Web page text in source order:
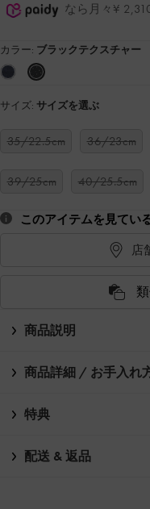
なら月々¥
カラー: ブラックテクスチャー
サイズ: サイズを選ぶ
35/22.5cm 36/23cm
39/25cm 40/25.5cm
このアイテムを見てい
店
商品説明
商品詳細 / お手入れ
特典
配送 & 返品